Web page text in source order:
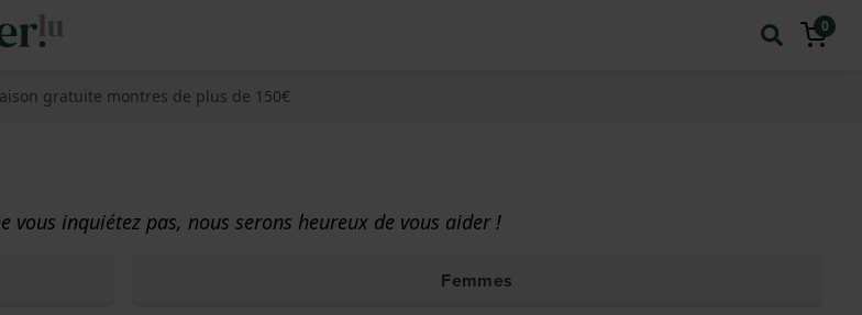
0
gratuite montres de plus de 150€
vous inquiétez pas, nous serons heureux de vous aider !
Femmes